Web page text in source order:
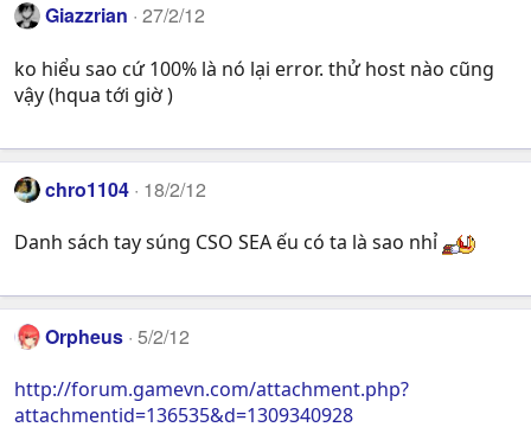
Giazzrian 27/2/12
ko hiểu sao cứ 100% là nó lại error. thử host nào cũng
vậy (hqua tới giờ )
chro1104 18/2/12
Danh sách tay súng CSO SEA ếu có ta là sao nhỉ
Orpheus 5/2/12
http://forum.gamevn.com/attachment.php?
attachmentid=136535&d=1309340928